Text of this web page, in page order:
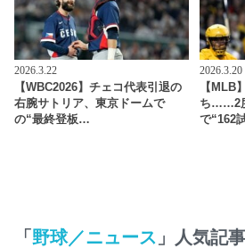
2026.3.22
【WBC2026】チェコ代表引退の
右腕サトリア、東京ドームで
の“最終登板…
2026.3.20
【MLB
ち……2
で“162
「 野球／ニュース 」人気記